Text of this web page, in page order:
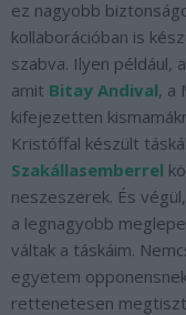
ez nagyobb
kollaborációban is
szabva. Ilyen például,
amit Bitay Andival, a
kifejezetten
Kristóffal készült
Szakállasemberrel
neszeszerek. És
a legnagyobb
váltak a táskáim.
egyetem
rettenetesen